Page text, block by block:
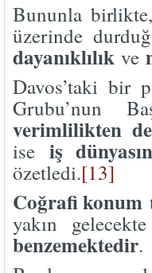
Bununla
üzerinde
dayanıklılık ve
Davos’taki bir
Grubu’nun
verimlilikten
ise iş
özetledi.[13]
Coğrafi konum
yakın
benzemektedir.